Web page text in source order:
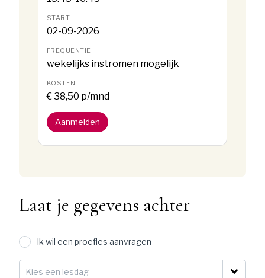
02-09-2026
wekelijks instromen mogelijk
€ 38,50 p/mnd
Aanmelden
Laat je gegevens achter
Ik wil een proefles aanvragen